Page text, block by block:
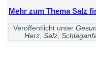
Mehr zum Thema Salz
Veröffentlicht unter
Herz, Salz,